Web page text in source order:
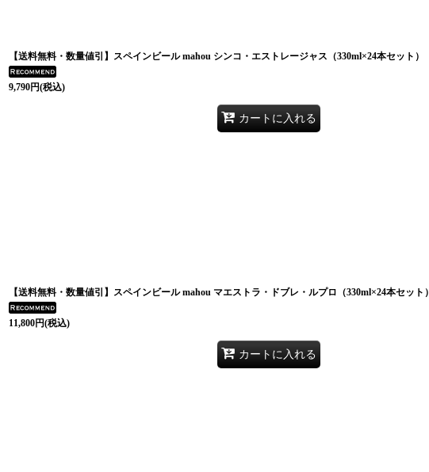
【送料無料・数量値引】スペインビール mahou シンコ・エストレージャス（330ml×24本セット）
9,790円(税込)
カートに入れる
【送料無料・数量値引】スペインビール mahou マエストラ・ドブレ・ルプロ（330ml×24本セット）
11,800円(税込)
カートに入れる